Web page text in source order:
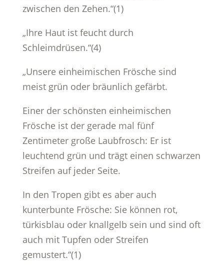
zwischen den Zehen.“(1)
„Ihre Haut ist feucht durch
Schleimdrüsen.“(4)
„Unsere einheimischen Frösche sind
meist grün oder bräunlich gefärbt.
Einer der schönsten einheimischen
Frösche ist der gerade mal fünf
Zentimeter große Laubfrosch: Er ist
leuchtend grün und trägt einen schwarzen
Streifen auf jeder Seite.
In den Tropen gibt es aber auch
kunterbunte Frösche: Sie können rot,
türkisblau oder knallgelb sein und sind oft
auch mit Tupfen oder Streifen
gemustert.“(1)